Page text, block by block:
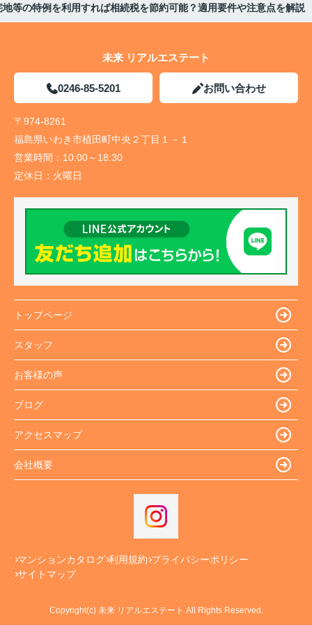
地等の特例を利用すれば相続税を節約可能？適用要件や注意点を解説
未来 リアルエステート
0246-85-5201 お問い合わせ
〒974-8261
福島県いわき市植田町中央２丁目１－１
営業時間： 10:00～18:30
定休日： 火曜日
トップページ
スタッフ
お客様の声
ブログ
アクセスマップ
会社概要
マンションカタログ 利用規約 プライバシーポリシー
サイトマップ
Copyright(c) 未来 リアルエステート All Rights Reserved.